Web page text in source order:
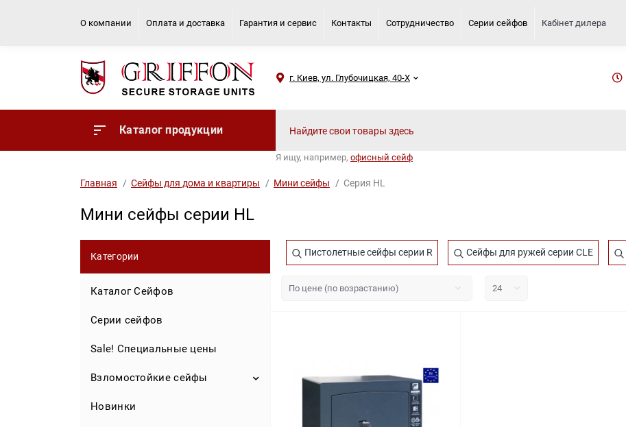
О компании Оплата и доставка Гарантия и сервис Контакты Сотрудничество Серии сейфов Кабінет дилера
г. Киев, ул. Глубочицкая, 40-Х
Каталог продукции
Я ищу, например, офисный сейф
Главная Сейфы для дома и квартиры Мини сейфы Серия HL
Мини сейфы серии HL
Категории
Каталог Сейфов
Серии сейфов
Sale! Специальные цены
Взломостойкие сейфы
S1 класс
Новинки
Пистолетные сейфы серии R Сейфы для ружей серии CLE